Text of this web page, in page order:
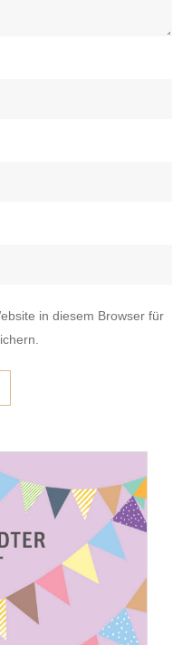
in diesem Browser für